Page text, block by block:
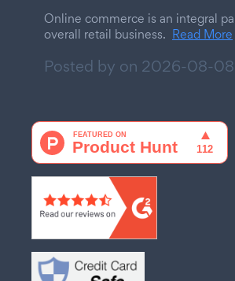
Online commerce is an integral
overall retail business. Read More
Posted by on 2026-08-08